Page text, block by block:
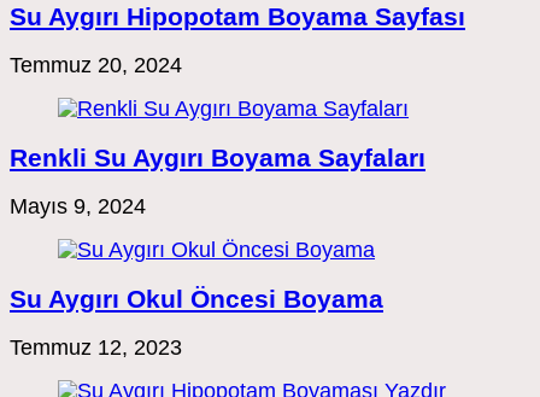
Su Aygırı Hipopotam Boyama Sayfası
Temmuz 20, 2024
Renkli Su Aygırı Boyama Sayfaları
Mayıs 9, 2024
Su Aygırı Okul Öncesi Boyama
Temmuz 12, 2023